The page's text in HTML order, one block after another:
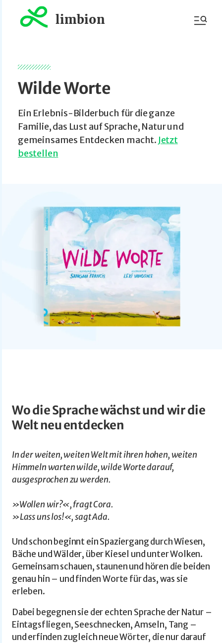
limbion
Wilde Worte
Ein Erlebnis-Bilderbuch für die ganze
Familie, das Lust auf Sprache, Natur und
gemeinsames Entdecken macht. Jetzt
bestellen
Wo die Sprache wächst und wir die
Welt neu entdecken
In der weiten, weiten Welt mit ihren hohen, weiten
Himmeln warten wilde, wilde Worte darauf,
ausgesprochen zu werden.
»Wollen wir?«, fragt Cora.
»Lass uns los!«, sagt Ada.
Und schon beginnt ein Spaziergang durch Wiesen,
Bäche und Wälder, über Kiesel und unter Wolken.
Gemeinsam schauen, staunen und hören die beiden
genau hin – und finden Worte für das, was sie
erleben.
Dabei begegnen sie der echten Sprache der Natur –
Eintagsfliegen, Seeschnecken, Amseln, Tang –
und erfinden zugleich neue Wörter, die nur darauf